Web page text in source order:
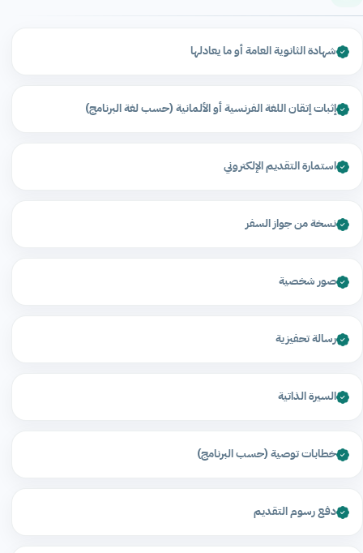
شهادة الثانوية العامة أو ما يعادلها
إثبات إتقان اللغة الفرنسية أو الألمانية (حسب لغة البرنامج)
استمارة التقديم الإلكتروني
نسخة من جواز السفر
صور شخصية
رسالة تحفيزية
السيرة الذاتية
خطابات توصية (حسب البرنامج)
دفع رسوم التقديم